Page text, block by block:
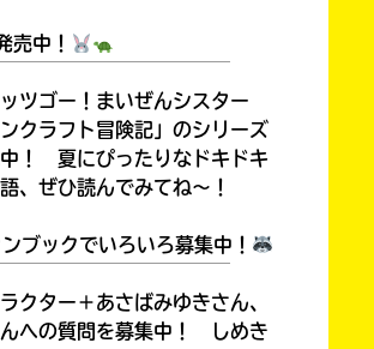
売中！
ツゴー！まいぜんシスター
クラフト冒険記」のシリーズ
！ 夏にぴったりなドキドキ
、ぜひ読んでみてね～！
ブックでいろいろ募集中！
クター＋あさばみゆきさん、
への質問を募集中！ しめき